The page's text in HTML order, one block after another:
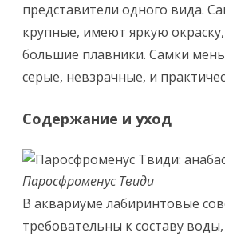
представители одного вида.
крупные, имеют яркую
большие плавники. Самки
серые, невзрачные, и
Содержание и уход
Паросфроменус Твиди
В аквариуме лабиринтовые
требовательны к составу